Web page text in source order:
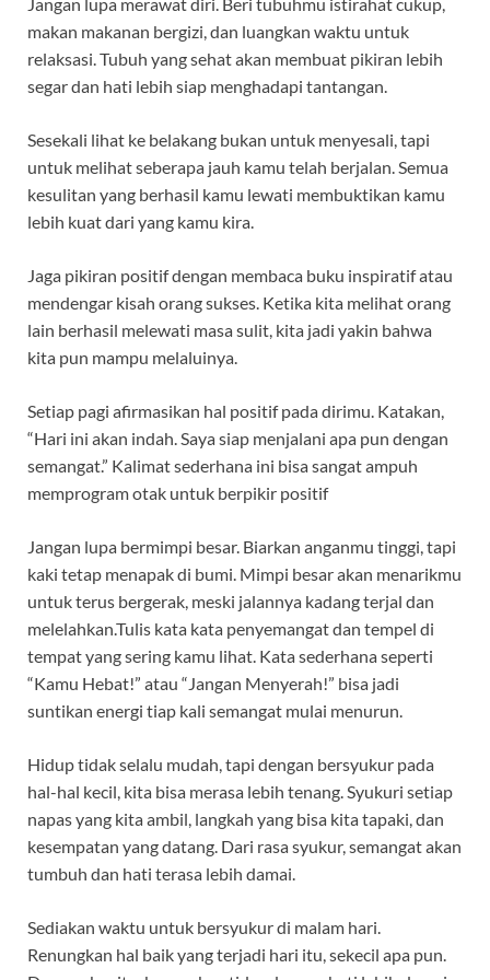
Jangan lupa merawat diri. Beri tubuhmu istirahat cukup,
makan makanan bergizi, dan luangkan waktu untuk
relaksasi. Tubuh yang sehat akan membuat pikiran lebih
segar dan hati lebih siap menghadapi tantangan.
Sesekali lihat ke belakang bukan untuk menyesali, tapi
untuk melihat seberapa jauh kamu telah berjalan. Semua
kesulitan yang berhasil kamu lewati membuktikan kamu
lebih kuat dari yang kamu kira.
Jaga pikiran positif dengan membaca buku inspiratif atau
mendengar kisah orang sukses. Ketika kita melihat orang
lain berhasil melewati masa sulit, kita jadi yakin bahwa
kita pun mampu melaluinya.
Setiap pagi afirmasikan hal positif pada dirimu. Katakan,
“Hari ini akan indah. Saya siap menjalani apa pun dengan
semangat.” Kalimat sederhana ini bisa sangat ampuh
memprogram otak untuk berpikir positif
Jangan lupa bermimpi besar. Biarkan anganmu tinggi, tapi
kaki tetap menapak di bumi. Mimpi besar akan menarikmu
untuk terus bergerak, meski jalannya kadang terjal dan
melelahkan.Tulis kata kata penyemangat dan tempel di
tempat yang sering kamu lihat. Kata sederhana seperti
“Kamu Hebat!” atau “Jangan Menyerah!” bisa jadi
suntikan energi tiap kali semangat mulai menurun.
Hidup tidak selalu mudah, tapi dengan bersyukur pada
hal-hal kecil, kita bisa merasa lebih tenang. Syukuri setiap
napas yang kita ambil, langkah yang bisa kita tapaki, dan
kesempatan yang datang. Dari rasa syukur, semangat akan
tumbuh dan hati terasa lebih damai.
Sediakan waktu untuk bersyukur di malam hari.
Renungkan hal baik yang terjadi hari itu, sekecil apa pun.